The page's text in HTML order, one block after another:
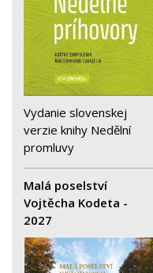
Vydanie slovenskej
verzie knihy Nedělní
promluvy
Malá poselství
Vojtěcha Kodeta -
2027